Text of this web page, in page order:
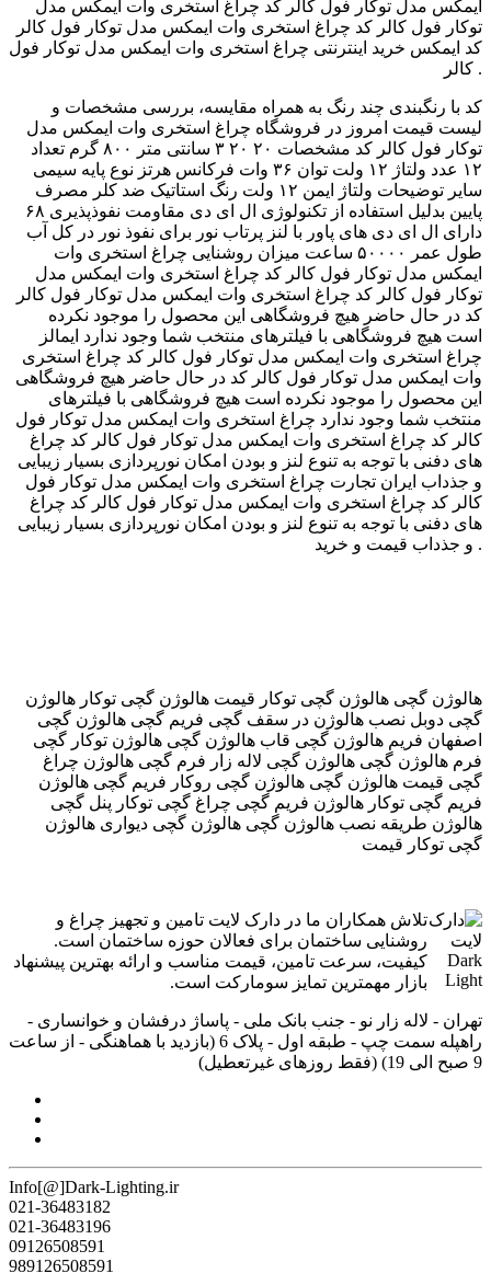
ایمکس مدل توکار فول کالر کد چراغ استخری وات ایمکس مدل
توکار فول کالر کد چراغ استخری وات ایمکس مدل توکار فول کالر
کد ایمکس خرید اینترنتی چراغ استخری وات ایمکس مدل توکار فول
کالر .
کد با رنگبندی چند رنگ به همراه مقایسه، بررسی مشخصات و
لیست قیمت امروز در فروشگاه چراغ استخری وات ایمکس مدل
توکار فول کالر کد مشخصات ۲۰ ۲۰ ۳ سانتی متر ۸۰۰ گرم تعداد
۱۲ عدد ولتاژ ۱۲ ولت توان ۳۶ وات فرکانس هرتز نوع پایه سیمی
سایر توضیحات ولتاژ ایمن ۱۲ ولت رنگ استاتیک ضد کلر مصرف
پایین بدلیل استفاده از تکنولوژی ال ای دی مقاومت نفوذپذیری ۶۸
دارای ال ای دی های پاور با لنز پرتاب نور برای نفوذ نور در کل آب
طول عمر ۵۰۰۰۰ ساعت میزان روشنایی چراغ استخری وات
ایمکس مدل توکار فول کالر کد چراغ استخری وات ایمکس مدل
توکار فول کالر کد چراغ استخری وات ایمکس مدل توکار فول کالر
کد در حال حاضر هیچ فروشگاهی این محصول را موجود نکرده
است هیچ فروشگاهی با فیلترهای منتخب شما وجود ندارد ایمالز
چراغ استخری وات ایمکس مدل توکار فول کالر کد چراغ استخری
وات ایمکس مدل توکار فول کالر کد در حال حاضر هیچ فروشگاهی
این محصول را موجود نکرده است هیچ فروشگاهی با فیلترهای
منتخب شما وجود ندارد چراغ استخری وات ایمکس مدل توکار فول
کالر کد چراغ استخری وات ایمکس مدل توکار فول کالر کد چراغ
های دفنی با توجه به تنوع لنز و بودن امکان نورپردازی بسیار زیبایی
و جذداب ایران تجارت چراغ استخری وات ایمکس مدل توکار فول
کالر کد چراغ استخری وات ایمکس مدل توکار فول کالر کد چراغ
های دفنی با توجه به تنوع لنز و بودن امکان نورپردازی بسیار زیبایی
و جذداب قیمت و خرید .
هالوژن گچی هالوژن گچی توکار قیمت هالوژن گچی توکار هالوژن
گچی دوبل نصب هالوژن در سقف گچی فریم گچی هالوژن گچی
اصفهان فریم هالوژن گچی قاب هالوژن گچی هالوژن توکار گچی
فرم هالوژن گچی هالوژن گچی لاله زار فرم گچی هالوژن چراغ
گچی قیمت هالوژن گچی هالوژن گچی روکار فریم گچی هالوژن
فریم گچی توکار هالوژن فریم گچی چراغ گچی توکار پنل گچی
هالوژن طریقه نصب هالوژن گچی هالوژن گچی دیواری هالوژن
گچی توکار قیمت
تلاش همکاران ما در دارک لایت تامین و تجهیز چراغ و
روشنایی ساختمان برای فعالان حوزه ساختمان است.
کیفیت، سرعت تامین، قیمت مناسب و ارائه بهترین پیشنهاد
بازار مهمترین تمایز سومارکت است.
تهران - لاله زار نو - جنب بانک ملی - پاساژ درفشان و خوانساری -
راه‎پله سمت چپ - طبقه اول - پلاک 6 (بازدید با هماهنگی - از ساعت
9 صبح الی 19) (فقط روزهای غیرتعطیل)
Info[@]Dark-Lighting.ir
021-36483182
021-36483196
09126508591
989126508591